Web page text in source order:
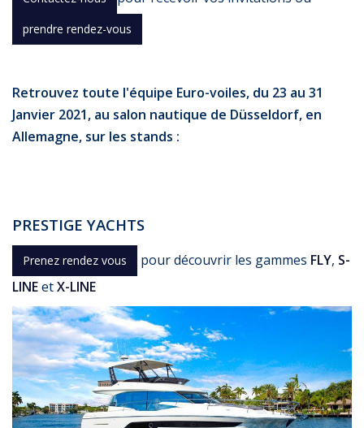
prendre rendez-vous
Retrouvez toute l'équipe Euro-voiles, du 23 au 31
Janvier 2021, au salon nautique de Düsseldorf, en
Allemagne, sur les stands :
PRESTIGE YACHTS
Prenez rendez vous pour découvrir les gammes FLY, S-
LINEetX-LINE